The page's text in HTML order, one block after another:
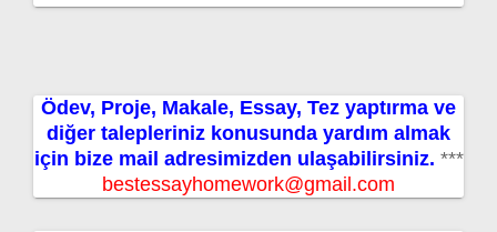
Ödev, Proje, Makale, Essay, Tez yaptırma ve
diğer talepleriniz konusunda yardım almak
için bize mail adresimizden ulaşabilirsiniz. ***
bestessayhomework@gmail.com